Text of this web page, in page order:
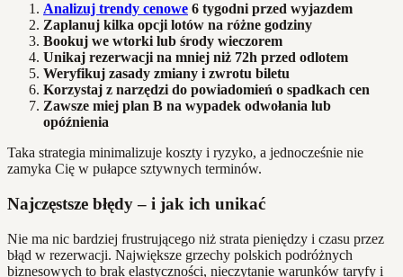
Analizuj trendy cenowe 6 tygodni przed wyjazdem
Zaplanuj kilka opcji lotów na różne godziny
Bookuj we wtorki lub środy wieczorem
Unikaj rezerwacji na mniej niż 72h przed odlotem
Weryfikuj zasady zmiany i zwrotu biletu
Korzystaj z narzędzi do powiadomień o spadkach cen
Zawsze miej plan B na wypadek odwołania lub
opóźnienia
Taka strategia minimalizuje koszty i ryzyko, a jednocześnie nie
zamyka Cię w pułapce sztywnych terminów.
Najczęstsze błędy – i jak ich unikać
Nie ma nic bardziej frustrującego niż strata pieniędzy i czasu przez
błąd w rezerwacji. Największe grzechy polskich podróżnych
biznesowych to brak elastyczności, nieczytanie warunków taryfy i